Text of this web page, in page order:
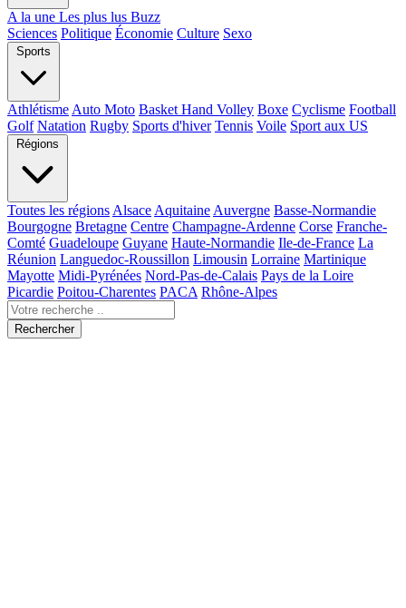
A la une Les plus lus Buzz
Sciences Politique Économie Culture Sexo
Sports
Athlétisme Auto Moto Basket Hand Volley Boxe Cyclisme Football
Golf Natation Rugby Sports d'hiver Tennis Voile Sport aux US
Régions
Toutes les régions Alsace Aquitaine Auvergne Basse-Normandie
Bourgogne Bretagne Centre Champagne-Ardenne Corse Franche-
Comté Guadeloupe Guyane Haute-Normandie Ile-de-France La
Réunion Languedoc-Roussillon Limousin Lorraine Martinique
Mayotte Midi-Pyrénées Nord-Pas-de-Calais Pays de la Loire
Picardie Poitou-Charentes PACA Rhône-Alpes
Rechercher